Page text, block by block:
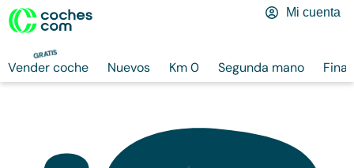
GRATIS
Vender coche Nuevos Km 0 Segunda mano
Mi cuenta